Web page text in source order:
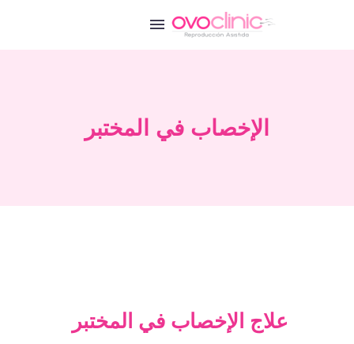
الإخصاب في المختبر
علاج الإخصاب في المختبر